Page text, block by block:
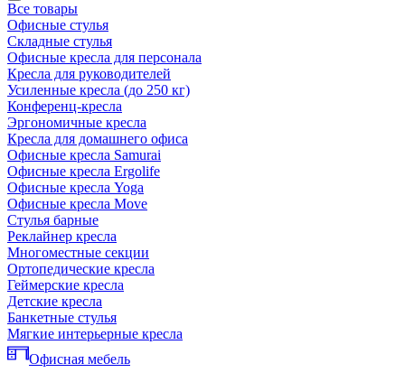
Все товары
Офисные стулья
Складные стулья
Офисные кресла для персонала
Кресла для руководителей
Усиленные кресла (до 250 кг)
Конференц-кресла
Эргономичные кресла
Кресла для домашнего офиса
Офисные кресла Samurai
Офисные кресла Ergolife
Офисные кресла Yoga
Офисные кресла Move
Стулья барные
Реклайнер кресла
Многоместные секции
Ортопедические кресла
Геймерские кресла
Детские кресла
Банкетные стулья
Мягкие интерьерные кресла
Офисная мебель